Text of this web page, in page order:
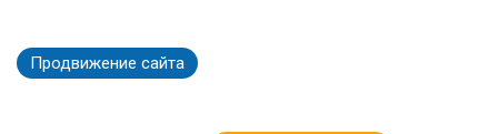
Продвижение сайта